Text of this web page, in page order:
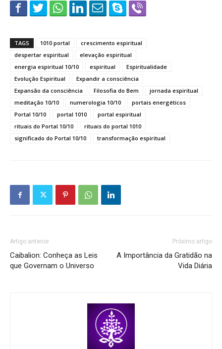
TAGS 1010 portal
crescimento espiritual
despertar espiritual
elevação espiritual
energia espiritual 10/10
espiritual
Espiritualidade
Evolução Espiritual
Expandir a consciência
Expansão da consciência
Filosofia do Bem
jornada espiritual
meditação 10/10
numerologia 10/10
portais energéticos
Portal 10/10
portal 1010
portal espiritual
rituais do Portal 10/10
rituais do portal 1010
significado do Portal 10/10
transformação espiritual
Artigo anterior
Caibalion: Conheça as Leis
que Governam o Universo
Próximo artigo
A Importância da Gratidão na
Vida Diária